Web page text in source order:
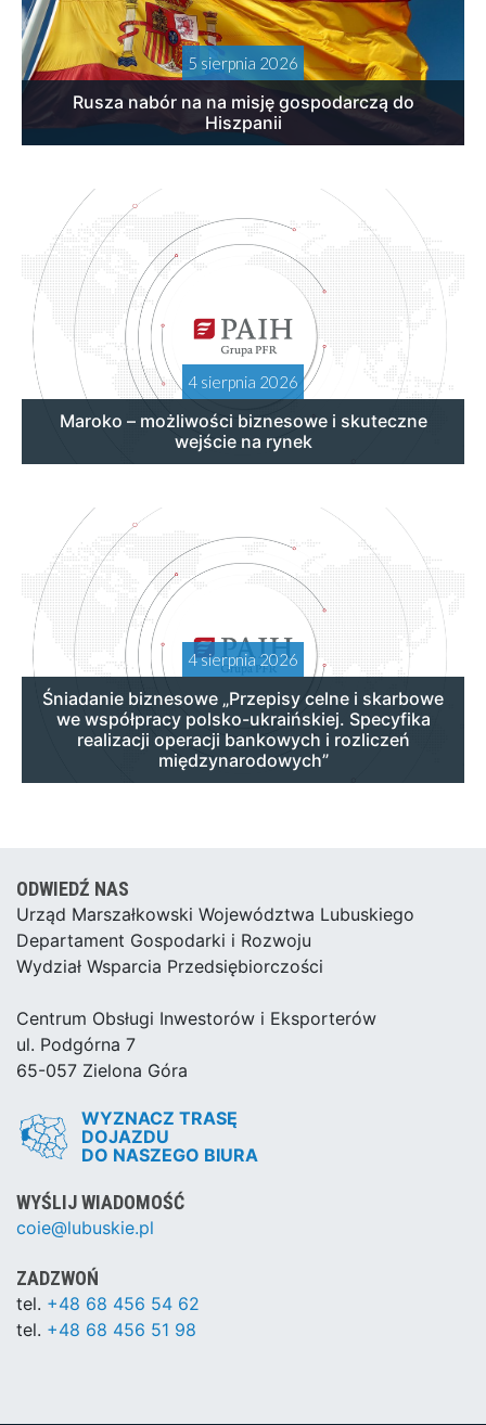
5 sierpnia 2026
Rusza nabór na na misję gospodarczą do
Hiszpanii
4 sierpnia 2026
Maroko – możliwości biznesowe i skuteczne
wejście na rynek
4 sierpnia 2026
Śniadanie biznesowe „Przepisy celne i skarbowe
we współpracy polsko-ukraińskiej. Specyfika
realizacji operacji bankowych i rozliczeń
międzynarodowych”
ODWIEDŹ NAS
Urząd Marszałkowski Województwa Lubuskiego
Departament Gospodarki i Rozwoju
Wydział Wsparcia Przedsiębiorczości
Centrum Obsługi Inwestorów i Eksporterów
ul. Podgórna 7
65-057 Zielona Góra
WYZNACZ TRASĘ
DOJAZDU
DO NASZEGO BIURA
WYŚLIJ WIADOMOŚĆ
coie@lubuskie.pl
ZADZWOŃ
tel. +48 68 456 54 62
tel. +48 68 456 51 98